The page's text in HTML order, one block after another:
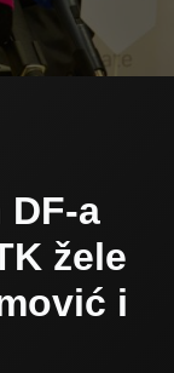
a
žele
i